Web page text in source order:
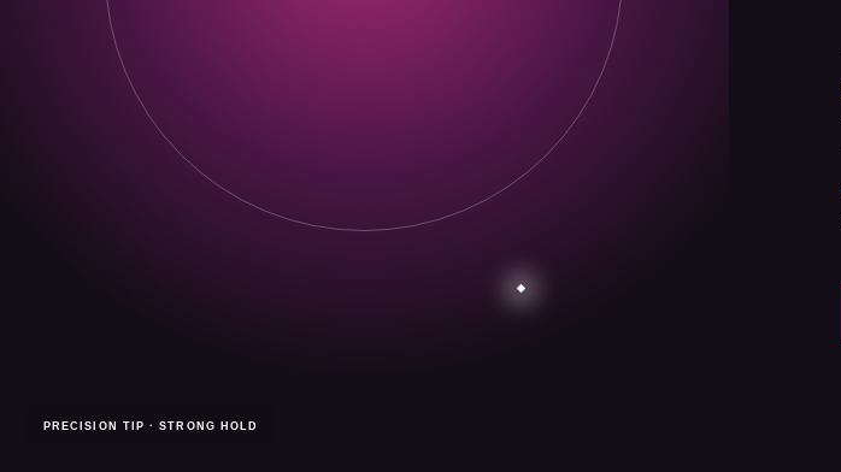
PRECISION TIP · STRONG HOLD